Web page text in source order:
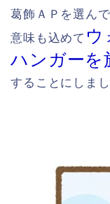
葛飾ＡＰを選ん
意味も込めて ウ
ハンガーを
することにしまし